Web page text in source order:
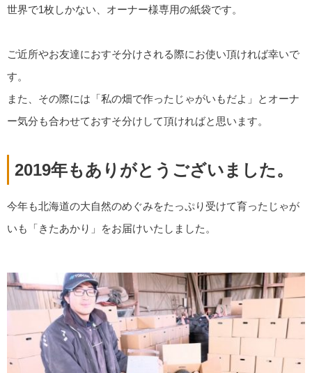
世界で1枚しかない、オーナー様専用の紙袋です。
ご近所やお友達におすそ分けされる際にお使い頂ければ幸いで
す。
また、その際には「私の畑で作ったじゃがいもだよ」とオーナ
ー気分も合わせておすそ分けして頂ければと思います。
2019年もありがとうございました。
今年も北海道の大自然のめぐみをたっぷり受けて育ったじゃが
いも「きたあかり」をお届けいたしました。